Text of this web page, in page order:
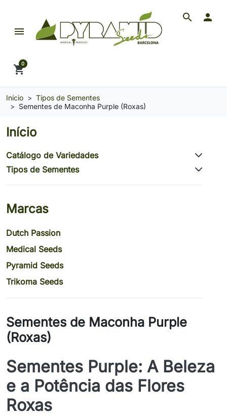
Pyramid Seeds Brasil: O Seu Banco de Seeds de
search
menu

shopping_cart
0
Início
Tipos de Sementes
Sementes de Maconha Purple (Roxas)
Início
Catálogo de Variedades
Tipos de Sementes
Marcas
Dutch Passion
Medical Seeds
Pyramid Seeds
Trikoma Seeds
Sementes de Maconha Purple
(Roxas)
Sementes Purple: A Beleza
e a Potência das Flores
Roxas